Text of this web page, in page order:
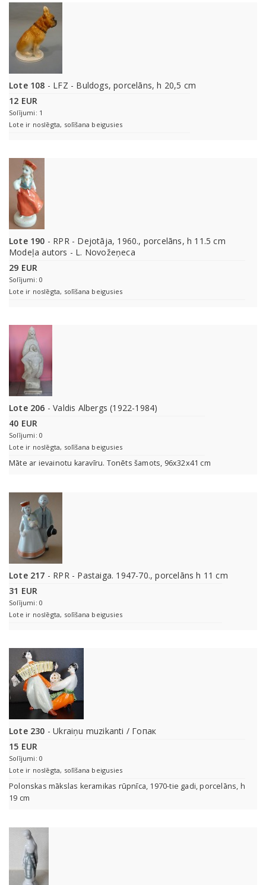
Lote 108 - LFZ - Buldogs, porcelāns, h 20,5 cm
12 EUR
Solījumi: 1
Lote ir noslēgta, solīšana beigusies
Lote 190 - RPR - Dejotāja, 1960., porcelāns, h 11.5 cm
Modeļa autors - L. Novožeņeca
29 EUR
Solījumi: 0
Lote ir noslēgta, solīšana beigusies
Lote 206 - Valdis Albergs (1922-1984)
40 EUR
Solījumi: 0
Lote ir noslēgta, solīšana beigusies
Māte ar ievainotu karavīru. Tonēts šamots, 96x32x41 cm
Lote 217 - RPR - Pastaiga. 1947-70., porcelāns h 11 cm
31 EUR
Solījumi: 0
Lote ir noslēgta, solīšana beigusies
Lote 230 - Ukraiņu muzikanti / Гопак
15 EUR
Solījumi: 0
Lote ir noslēgta, solīšana beigusies
Polonskas mākslas keramikas rūpnīca, 1970-tie gadi, porcelāns, h
19 cm